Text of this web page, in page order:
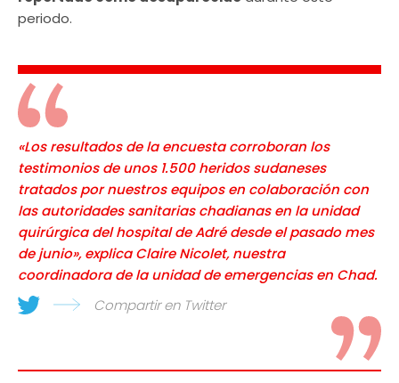
periodo.
«Los resultados de la encuesta corroboran los
testimonios de unos 1.500 heridos sudaneses
tratados por nuestros equipos en colaboración con
las autoridades sanitarias chadianas en la unidad
quirúrgica del hospital de Adré desde el pasado mes
de junio», explica Claire Nicolet, nuestra
coordinadora de la unidad de emergencias en Chad.
Compartir en Twitter